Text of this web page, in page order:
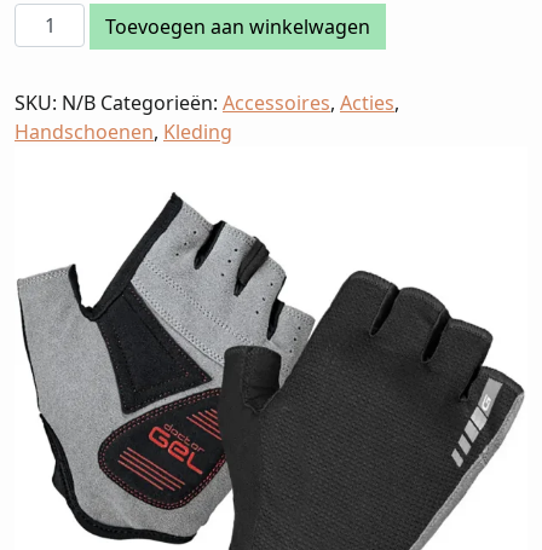
GripGrab
Easyrider
SF
Gloves
Toevoegen aan winkelwagen
SKU: N/B Categorieën: Accessoires, Acties,
Handschoenen, Kleding